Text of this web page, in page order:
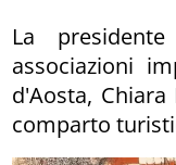
La
associazioni
d'Aosta,
comparto